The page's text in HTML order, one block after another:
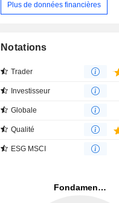
Plus de données financières
Notations
Trader
Investisseur
Globale
Qualité
ESG MSCI